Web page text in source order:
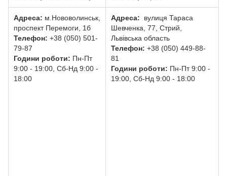
Адреса: м.Нововолинськ,
проспект Перемоги, 1б
Телефон: +38 (050) 501-
79-87
Години роботи: Пн-Пт
9:00 - 19:00, Сб-Нд 9:00 -
18:00
Адреса: вулиця Тараса
Шевченка, 77, Стрий,
Львівська область
Телефон: +38 (050) 449-88-
81
Години роботи: Пн-Пт 9:00 -
19:00, Сб-Нд 9:00 - 18:00